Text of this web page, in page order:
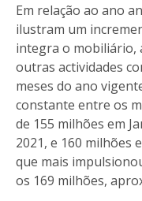
Em relação ao ano
ilustram um
integra o mobiliário,
outras actividades
meses do ano
constante entre os
de 155 milhões em
2021, e 160 milhões
que mais
os 169 milhões,